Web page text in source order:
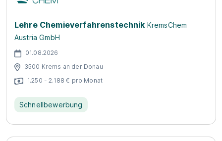
Lehre Chemieverfahrenstechnik KremsChem
Austria GmbH
01.08.2026
3500 Krems an der Donau
1.250 - 2.188 € pro Monat
Schnellbewerbung